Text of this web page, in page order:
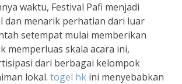
waktu, Festival Pafi menjadi
dan menarik perhatian dari luar
setempat mulai memberikan
memperluas skala acara ini,
dari berbagai kelompok
lokal. togel hk ini menyebabkan